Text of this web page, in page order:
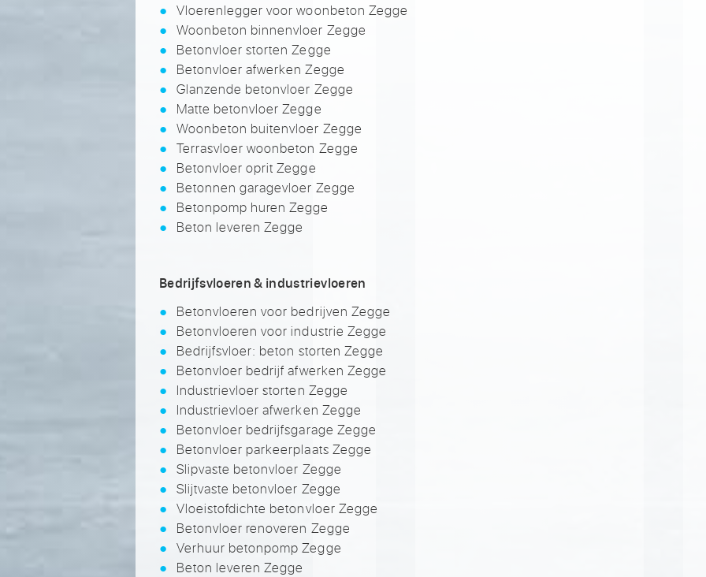
Vloerenlegger voor woonbeton Zegge
Woonbeton binnenvloer Zegge
Betonvloer storten Zegge
Betonvloer afwerken Zegge
Glanzende betonvloer Zegge
Matte betonvloer Zegge
Woonbeton buitenvloer Zegge
Terrasvloer woonbeton Zegge
Betonvloer oprit Zegge
Betonnen garagevloer Zegge
Betonpomp huren Zegge
Beton leveren Zegge
Bedrijfsvloeren & industrievloeren
Betonvloeren voor bedrijven Zegge
Betonvloeren voor industrie Zegge
Bedrijfsvloer: beton storten Zegge
Betonvloer bedrijf afwerken Zegge
Industrievloer storten Zegge
Industrievloer afwerken Zegge
Betonvloer bedrijfsgarage Zegge
Betonvloer parkeerplaats Zegge
Slipvaste betonvloer Zegge
Slijtvaste betonvloer Zegge
Vloeistofdichte betonvloer Zegge
Betonvloer renoveren Zegge
Verhuur betonpomp Zegge
Beton leveren Zegge